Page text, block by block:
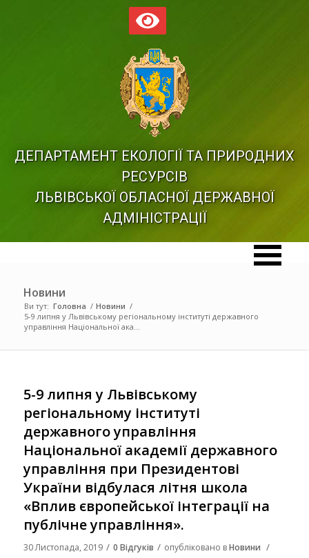
ДЕПАРТАМЕНТ ЕКОЛОГІЇ ТА ПРИРОДНИХ
РЕСУРСІВ
ЛЬВІВСЬКОЇ ОБЛАСНОЇ ДЕРЖАВНОЇ
АДМІНІСТРАЦІЇ
Новини
Ви тут: Головна / Новини /
5-9 липня у Львівському регіональному інституті державного
управління Національної ака...
5-9 липня у Львівському
регіональному інституті
державного управління
Національної академії державного
управління при Президентові
України відбулася літня школа
«Вплив європейської інтеграції на
публічне управління».
30 Листопада, 2019 / 0 Відгуків / опубліковано вНовини /